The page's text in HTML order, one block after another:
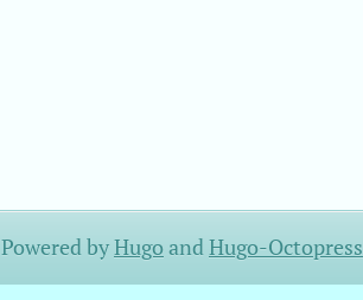
Powered byHugoandHugo-Octopress